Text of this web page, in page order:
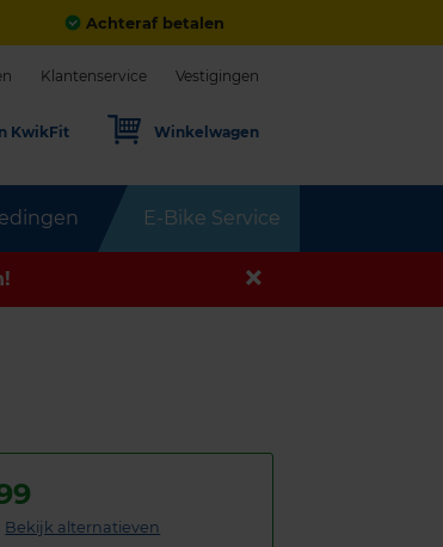
Achteraf betalen
E-Bike Service
Klantenservice Vestigingen
KwikFit Winkelwagen
Bekijk alternatieven